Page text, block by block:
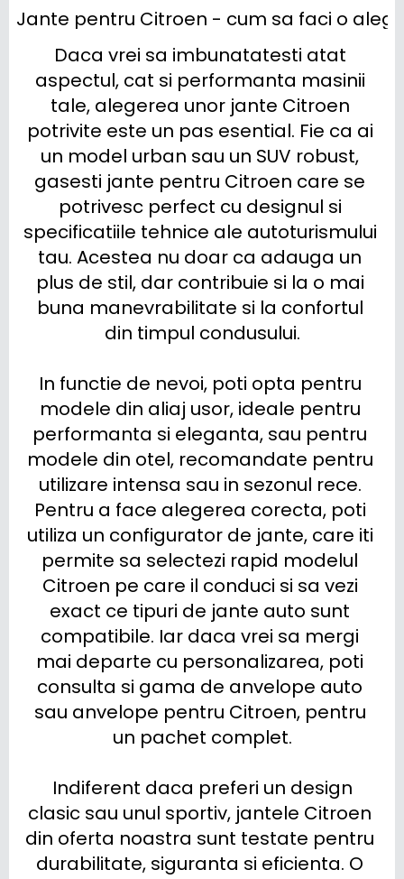
Jante pentru Citroen - cum sa faci o
Daca vrei sa imbunatatesti atat
aspectul, cat si performanta masinii
tale, alegerea unor jante Citroen
potrivite este un pas esential. Fie ca ai
un model urban sau un SUV robust,
gasesti jante pentru Citroen care se
potrivesc perfect cu designul si
specificatiile tehnice ale autoturismului
tau. Acestea nu doar ca adauga un
plus de stil, dar contribuie si la o mai
buna manevrabilitate si la confortul
din timpul condusului.
In functie de nevoi, poti opta pentru
modele din aliaj usor, ideale pentru
performanta si eleganta, sau pentru
modele din otel, recomandate pentru
utilizare intensa sau in sezonul rece.
Pentru a face alegerea corecta, poti
utiliza un configurator de jante, care iti
permite sa selectezi rapid modelul
Citroen pe care il conduci si sa vezi
exact ce tipuri de jante auto sunt
compatibile. Iar daca vrei sa mergi
mai departe cu personalizarea, poti
consulta si gama de anvelope auto
sau anvelope pentru Citroen, pentru
un pachet complet.
clasic sau unul sportiv, jantele Citroen
din oferta noastra sunt testate pentru
durabilitate, siguranta si eficienta. O